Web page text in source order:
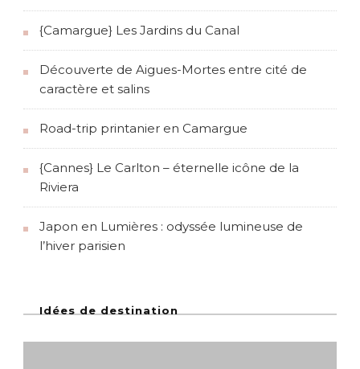
{Camargue} Les Jardins du Canal
Découverte de Aigues-Mortes entre cité de
caractère et salins
Road-trip printanier en Camargue
{Cannes} Le Carlton – éternelle icône de la
Riviera
Japon en Lumières : odyssée lumineuse de
l’hiver parisien
Idées de destination